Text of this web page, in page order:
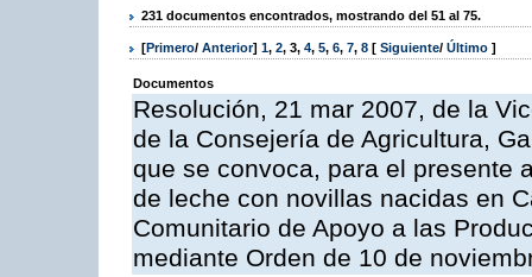
231 documentos encontrados, mostrando del 51 al 75.
[Primero/ Anterior] 1, 2, 3, 4, 5, 6, 7, 8 [ Siguiente/ Último ]
Documentos
Resolución, 21 mar 2007, de la
de la Consejería de Agricultura,
que se convoca, para el presente
de leche con novillas nacidas en
Comunitario de Apoyo a las
mediante Orden de 10 de